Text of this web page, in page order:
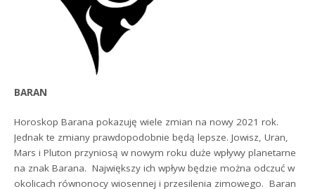
BARAN
Horoskop Barana pokazuję wiele zmian na nowy 2021 rok.
Jednak te zmiany prawdopodobnie będą lepsze. Jowisz, Uran,
Mars i Pluton przyniosą w nowym roku duże wpływy planetarne
na znak Barana. Największy ich wpływ będzie można odczuć w
okolicach równonocy wiosennej i przesilenia zimowego. Baran